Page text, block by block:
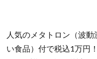
人気のメタトロン（波
い食品）付で税込1万円！